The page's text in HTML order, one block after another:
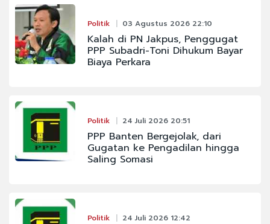
Politik 03 Agustus 2026 22:10
Kalah di PN Jakpus, Penggugat
PPP Subadri-Toni Dihukum Bayar
Biaya Perkara
Politik 24 Juli 2026 20:51
PPP Banten Bergejolak, dari
Gugatan ke Pengadilan hingga
Saling Somasi
Politik 24 Juli 2026 12:42